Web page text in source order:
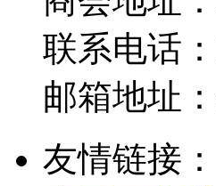
联系电话：
邮箱地址：
友情链接：